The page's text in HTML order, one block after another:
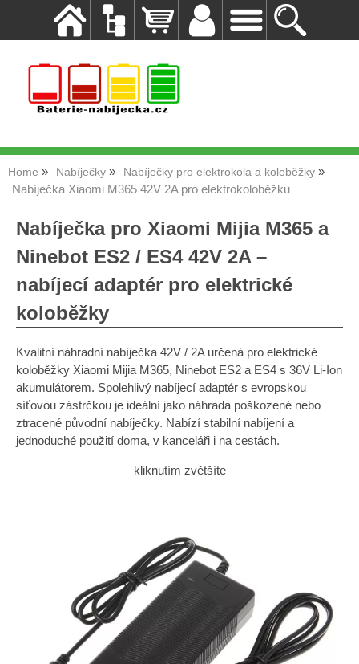
Home Nabíječky Nabíječky pro elektrokola a koloběžky
Nabíječka Xiaomi M365 42V 2A pro elektrokoloběžku
Nabíječka pro Xiaomi Mijia M365 a
Ninebot ES2 / ES4 42V 2A –
nabíjecí adaptér pro elektrické
koloběžky
Kvalitní náhradní nabíječka 42V / 2A určená pro elektrické
koloběžky Xiaomi Mijia M365, Ninebot ES2 a ES4 s 36V Li-Ion
akumulátorem. Spolehlivý nabíjecí adaptér s evropskou
síťovou zástrčkou je ideální jako náhrada poškozené nebo
ztracené původní nabíječky. Nabízí stabilní nabíjení a
jednoduché použití doma, v kanceláři i na cestách.
kliknutím zvětšíte